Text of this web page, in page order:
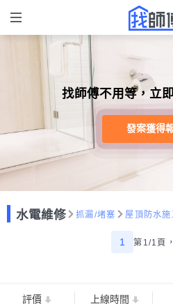
找師傅不用等，立
發案獲得
水電維修 抓漏/堵塞 屋頂防水施
1 第1/1頁，
評價 上線時間